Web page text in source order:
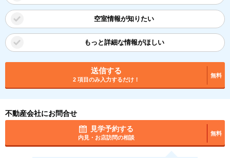
空室情報が知りたい
もっと詳細な情報がほしい
送信する
2 項目のみ入力するだけ！
無料
不動産会社にお問合せ
見学予約する
内見・お店訪問の相談
無料